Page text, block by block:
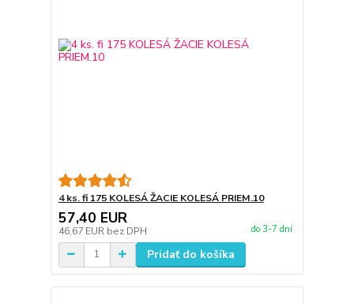
4 ks. fi 175 KOLESÁ ŽACIE KOLESÁ PRIEM.10
57,40 EUR
46,67 EUR bez DPH do 3-7 dní
Pridať do košíka